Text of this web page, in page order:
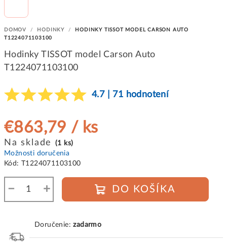
DOMOV / HODINKY /
HODINKY TISSOT MODEL CARSON AUTO
T1224071103100
Hodinky TISSOT model Carson Auto
T1224071103100
4.7 | 71 hodnotení
€863,79 / ks
Jednotková
cena:
Na sklade
(1 ks)
Možnosti doručenia
Kód:
T1224071103100
+
− DO KOŠÍKA
Doručenie:zadarmo